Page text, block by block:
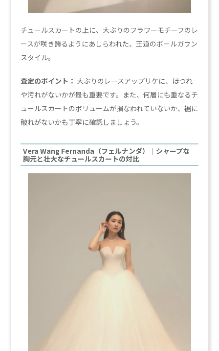
チュールスカートの上に、大ぶりのフラワーモチーフのレ
ースが咲き誇るようにあしらわれた、王道のボールガウン
スタイル。
査定のポイント： 大ぶりのレースアップリケに、ほつれ
や汚れがないかが最も重要です。また、何層にも重なるチ
ュールスカートのボリュームが損なわれていないか、裾に
破れがないかも丁寧に確認しましょう。
Vera Wang Fernanda（フェルナンダ）｜シャープな
胸元と壮大なチュールスカートの対比